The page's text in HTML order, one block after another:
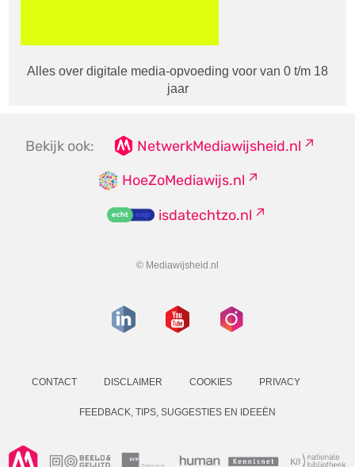
Alles over digitale media-opvoeding voor van 0 t/m 18
jaar
Bekijk ook:
NetwerkMediawijsheid.nl
HoeZoMediawijs.nl
isdatechtzo.nl
© Mediawijsheid.nl
CONTACT DISCLAIMER COOKIES PRIVACY
FEEDBACK, TIPS, SUGGESTIES EN IDEEËN